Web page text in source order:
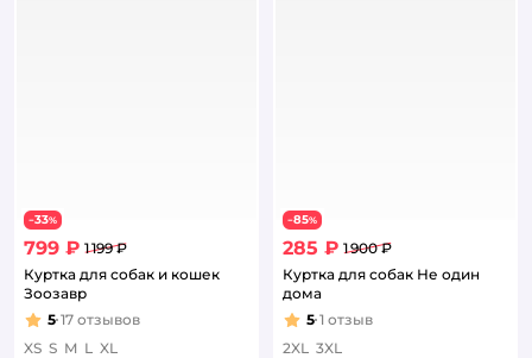
−33%
799 ₽ 1 199 ₽
Куртка для собак и кошек
Зоозавр
Рейтинг:
5 17 отзывов
XS S M L XL
−85%
285 ₽ 1 900 ₽
Куртка для собак Не один
дома
Рейтинг:
5 1 отзыв
2XL 3XL